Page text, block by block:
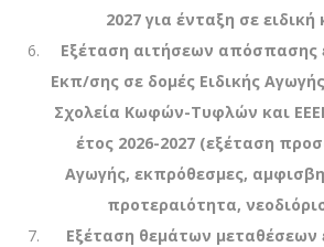
2027 για ένταξη σε ειδική
Εξέταση αιτήσεων
Εκπ/σης σε δομές Ειδικής
Σχολεία Κωφών-Τυφλών και
έτος 2026-2027 (εξέταση
Αγωγής, εκπρόθεσμες,
προτεραιότητα,
Εξέταση θεμάτων μεταθέσεων